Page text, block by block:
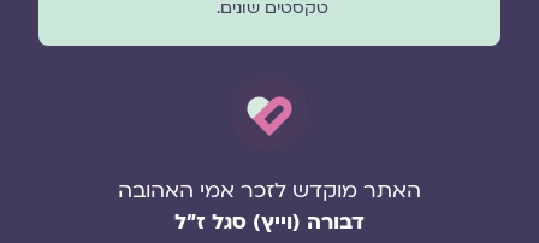
טקסטים שונים.
האתר מוקדש לזכר אמי האהובה
דבורה (וייץ) סגל ז"ל